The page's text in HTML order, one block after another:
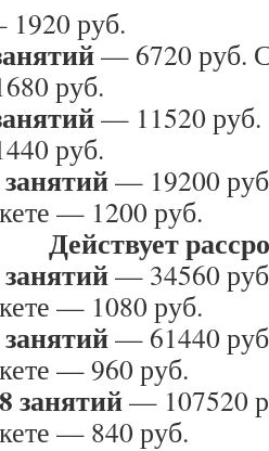
руб.
— 6720 руб.
руб.
— 11520 руб.
руб.
— 19200
— 1200 руб.
Действует
— 34560
— 1080 руб.
— 61440
— 960 руб.
занятий— 107520
— 840 руб.